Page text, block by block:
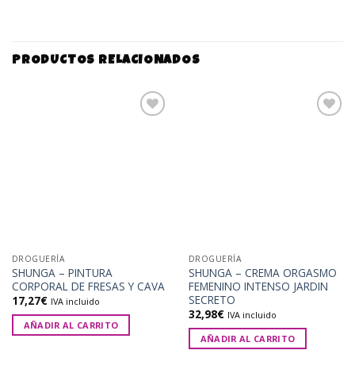
PRODUCTOS RELACIONADOS
DROGUERÍA
SHUNGA – PINTURA
CORPORAL DE FRESAS Y CAVA
17,27€ IVA incluido
AÑADIR AL CARRITO
DROGUERÍA
SHUNGA – CREMA ORGASMO
FEMENINO INTENSO JARDIN
SECRETO
32,98€ IVA incluido
AÑADIR AL CARRITO